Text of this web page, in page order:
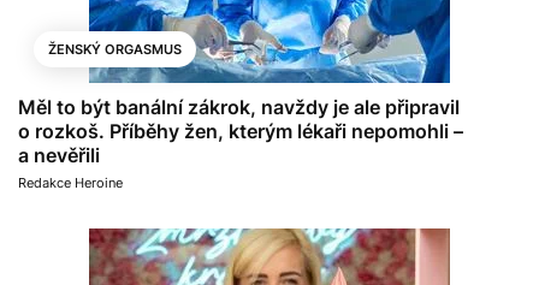
ŽENSKÝ ORGASMUS
Měl to být banální zákrok, navždy je ale připravil
o rozkoš. Příběhy žen, kterým lékaři nepomohli –
a nevěřili
Redakce Heroine